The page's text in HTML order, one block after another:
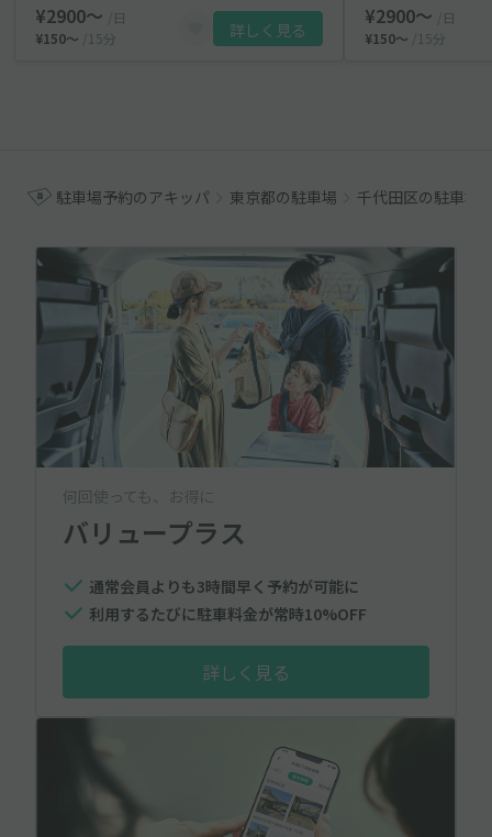
¥2900〜
/日
¥150〜
/15分 詳しく見る
¥2900〜
/日
¥150〜
/15分
駐車場予約のアキッパ 東京都の駐車場 千代田区の駐車場
何回使っても、お得に
バリュープラス
通常会員よりも3時間早く予約が可能に
利用するたびに駐車料金が常時10%OFF
詳しく見る